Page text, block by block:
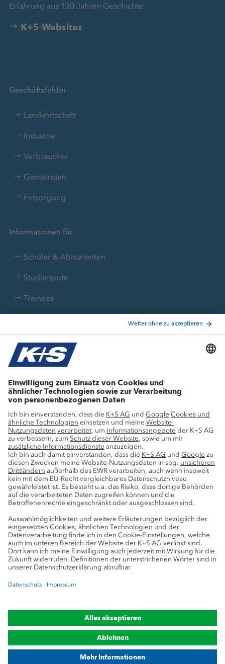
Erfahrung aus 130 Jahren Geschichte.
K+S-Websites
Geschäftsfelder
Landwirtschaft
Industrie
Verbraucher
Gemeinden
Entsorgung
Informationen für
Schüler & Abiturienten
Studierende
Trainees
Aktuelle Themen
Stellenangebote
Wachstumsprojekte
Innovation
Nachhaltigkeit
Service
Pressekontakte
K+S-Newsletter
K+S Fanshop
Bergbaulexikon
myK+S Kundenportal
Datenschutz Cookie-Einstellungen Impressum
Compliance Markenhinweis
© 2019-2026 K+S Aktiengesellschaft